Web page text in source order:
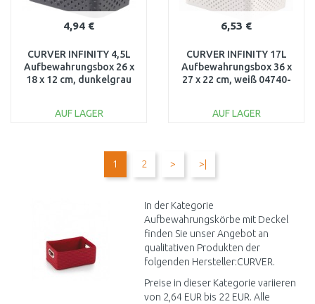
4,94 €
CURVER INFINITY 4,5L
Aufbewahrungsbox 26 x
18 x 12 cm, dunkelgrau
AUF LAGER
6,53 €
CURVER INFINITY 17L
Aufbewahrungsbox 36 x
27 x 22 cm, weiß 04740-
AUF LAGER
1 2 > >|
In der Kategorie
Aufbewahrungskörbe mit Deckel
finden Sie unser Angebot an
qualitativen Produkten der
folgenden Hersteller:CURVER.
Preise in dieser Kategorie variieren
von 2,64 EUR bis 22 EUR. Alle